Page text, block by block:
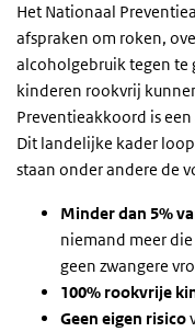
Het Nationaal
afspraken om roken,
alcoholgebruik tegen te
kinderen rookvrij
Preventieakkoord is
Dit landelijke kader
staan onder andere de
Minder dan 5%
niemand meer
geen zwangere
100% rookvrije
Geen eigen risico